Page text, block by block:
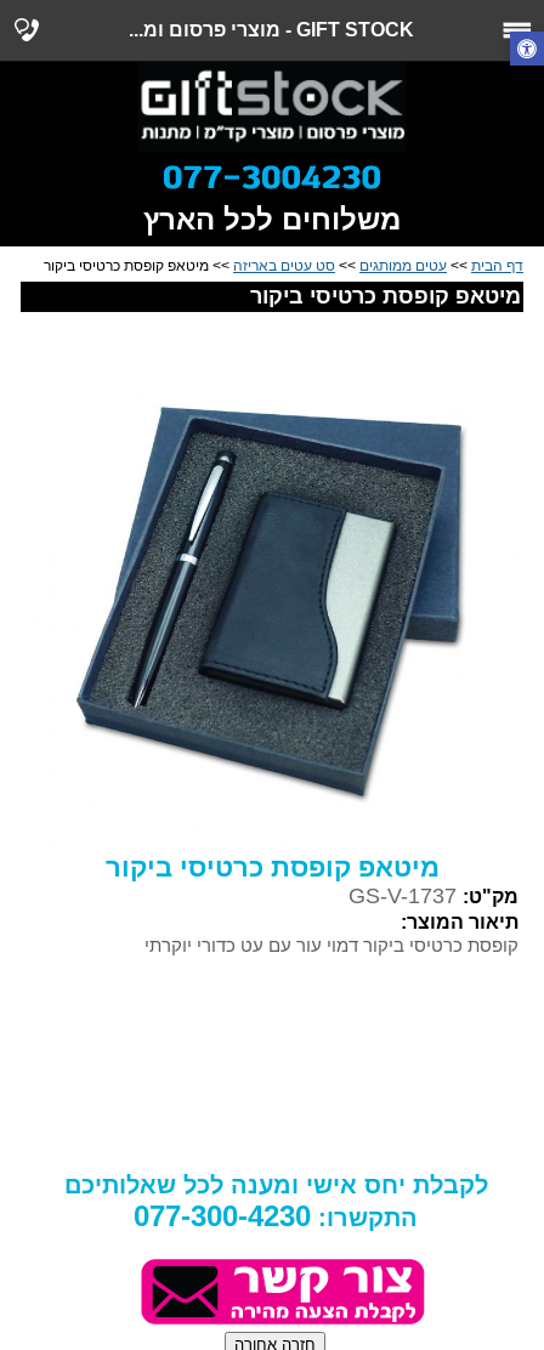
GIFT STOCK - מוצרי פרסום ומ...
משלוחים לכל הארץ
דף הבית >> עטים ממותגים >> סט עטים באריזה >> מיטאפ קופסת כרטיסי ביקור
מיטאפ קופסת כרטיסי ביקור
מיטאפ קופסת כרטיסי ביקור
מק"ט: GS-V-1737
תיאור המוצר:
קופסת כרטיסי ביקור דמוי עור עם עט כדורי יוקרתי
לקבלת יחס אישי ומענה לכל שאלותיכם
התקשרו: 077-300-4230